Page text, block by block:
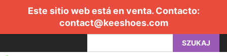
Este sitio web está en venta. Contacto:
contact@keeshoes.com
SZUKAJ